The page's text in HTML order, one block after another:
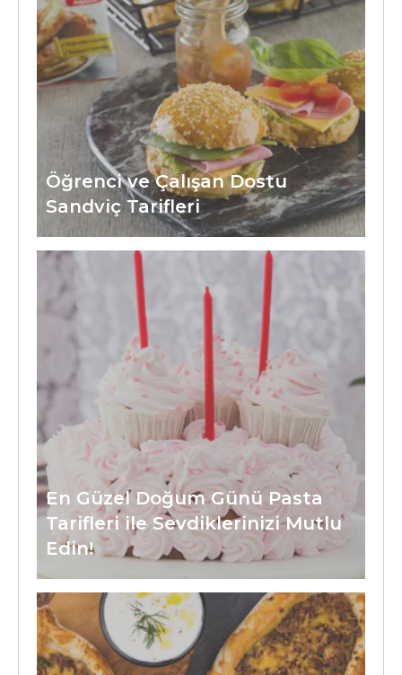
Öğrenci ve Çalışan Dostu
Sandviç Tarifleri
En Güzel Doğum Günü Pasta
Tarifleri ile Sevdiklerinizi Mutlu
Edin!